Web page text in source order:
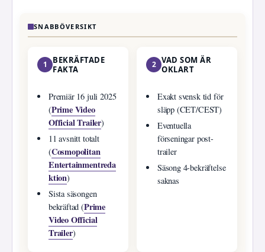
SNABBÖVERSIKT
1
BEKRÄFTADE
FAKTA
Premiär 16 juli 2025
(Prime Video
Official Trailer)
11 avsnitt totalt
(Cosmopolitan
Entertainmentreda
ktion)
Sista säsongen
bekräftad (Prime
Video Official
Trailer)
2 VAD SOM ÄR
OKLART
Exakt svensk tid för
släpp (CET/CEST)
Eventuella
förseningar post-
trailer
Säsong 4-bekräftelse
saknas